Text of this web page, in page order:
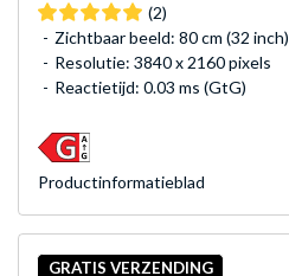
(2)
Zichtbaar beeld: 80 cm (32 inch)
Resolutie: 3840 x 2160 pixels
Reactietijd: 0.03 ms (GtG)
Product­informatieblad
GRATIS VERZENDING